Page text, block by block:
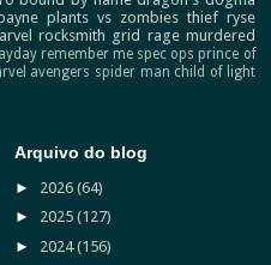
plants vs zombies thief ryse
rocksmith grid rage murdered
remember me spec ops prince of
avengers spider man child of light
Arquivo do blog
► 2026 (64)
► 2025 (127)
► 2024(156)